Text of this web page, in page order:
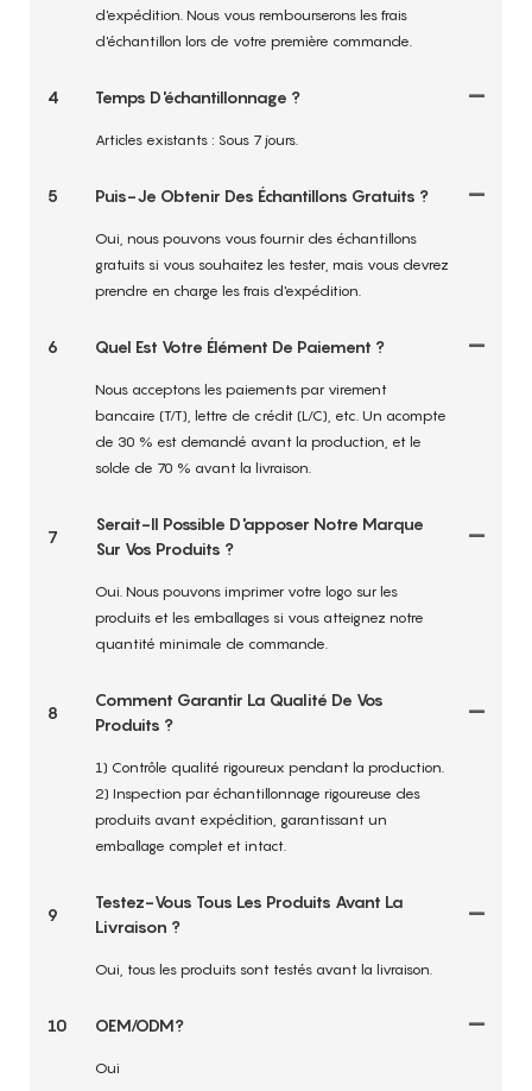
d'expédition. Nous vous rembourserons les frais
d'échantillon lors de votre première commande.
4 Temps D'échantillonnage ?
Articles existants : Sous 7 jours.
5 Puis-Je Obtenir Des Échantillons Gratuits ?
Oui, nous pouvons vous fournir des échantillons
gratuits si vous souhaitez les tester, mais vous devrez
prendre en charge les frais d'expédition.
6 Quel Est Votre Élément De Paiement ?
Nous acceptons les paiements par virement
bancaire (T/T), lettre de crédit (L/C), etc. Un acompte
de 30 % est demandé avant la production, et le
solde de 70 % avant la livraison.
7
Serait-Il Possible D'apposer Notre Marque
Sur Vos Produits ?
Oui. Nous pouvons imprimer votre logo sur les
produits et les emballages si vous atteignez notre
quantité minimale de commande.
8
Comment Garantir La Qualité De Vos
Produits ?
1) Contrôle qualité rigoureux pendant la production.
2) Inspection par échantillonnage rigoureuse des
produits avant expédition, garantissant un
emballage complet et intact.
9
Testez-Vous Tous Les Produits Avant La
Livraison ?
Oui, tous les produits sont testés avant la livraison.
10 OEM/ODM?
Oui